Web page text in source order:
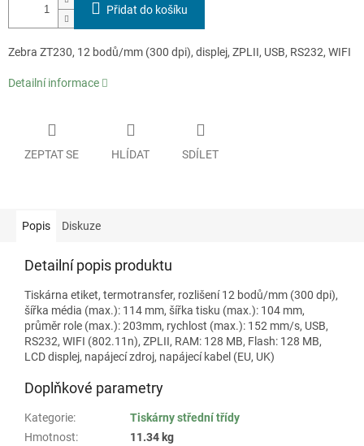
Přidat do košíku
Zebra ZT230, 12 bodů/mm (300 dpi), displej, ZPLII, USB, RS232, WIFI
Detailní informace
ZEPTAT SE HLÍDAT SDÍLET
Popis Diskuze
Detailní popis produktu
Tiskárna etiket, termotransfer, rozlišení 12 bodů/mm (300 dpi),
šířka média (max.): 114 mm, šířka tisku (max.): 104 mm,
průměr role (max.): 203mm, rychlost (max.): 152 mm/s, USB,
RS232, WIFI (802.11n), ZPLII, RAM: 128 MB, Flash: 128 MB,
LCD displej, napájecí zdroj, napájecí kabel (EU, UK)
Doplňkové parametry
Kategorie:
Tiskárny střední třídy
Hmotnost: 11.34 kg